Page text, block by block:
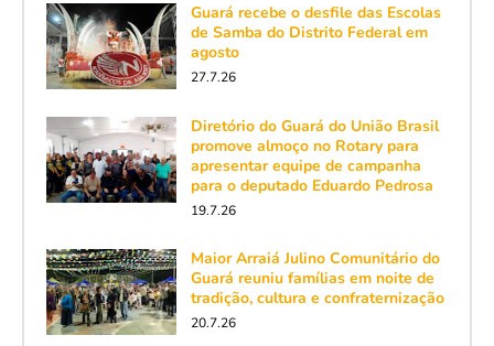
Guará recebe o desfile das Escolas
de Samba do Distrito Federal em
agosto
27.7.26
Diretório do Guará do União Brasil
promove almoço no Rotary para
apresentar equipe de campanha
para o deputado Eduardo Pedrosa
19.7.26
Maior Arraiá Julino Comunitário do
Guará reuniu famílias em noite de
tradição, cultura e confraternização
20.7.26